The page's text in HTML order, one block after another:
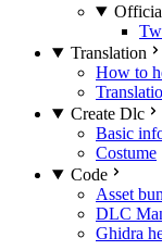
Translation
How to
Create Dlc
Basic
Costume
Code
Asset
DLC
Ghidra